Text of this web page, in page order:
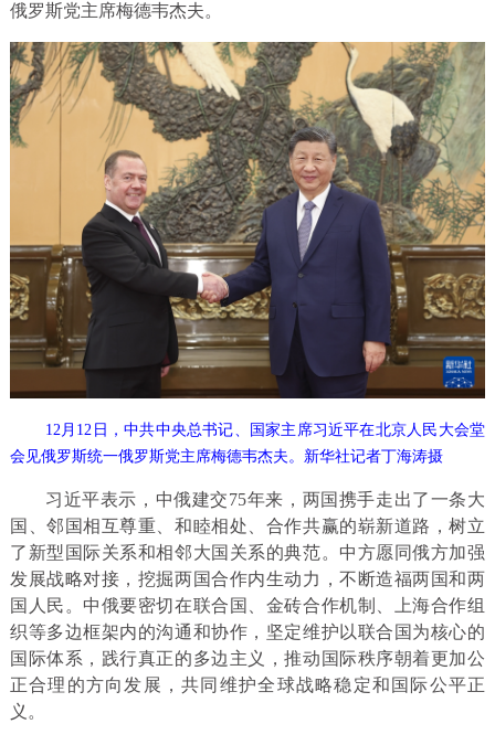
俄罗斯党主席梅德韦杰夫。
12月12日，中共中央总书记、国家主席习近平在北京人民大会堂
会见俄罗斯统一俄罗斯党主席梅德韦杰夫。新华社记者丁海涛摄
习近平表示，中俄建交75年来，两国携手走出了一条大
国、邻国相互尊重、和睦相处、合作共赢的崭新道路，树立
了新型国际关系和相邻大国关系的典范。中方愿同俄方加强
发展战略对接，挖掘两国合作内生动力，不断造福两国和两
国人民。中俄要密切在联合国、金砖合作机制、上海合作组
织等多边框架内的沟通和协作，坚定维护以联合国为核心的
国际体系，践行真正的多边主义，推动国际秩序朝着更加公
正合理的方向发展，共同维护全球战略稳定和国际公平正
义。